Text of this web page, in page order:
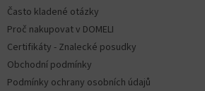
Často kladené otázky
Proč nakupovat v DOMELI
Certifikáty - Znalecké posudky
Obchodní podmínky
Podmínky ochrany osobních údajů